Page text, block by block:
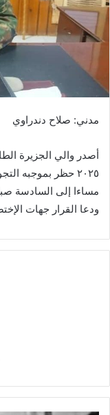
ا
إ
ل
ك
ر
ا
مدني: صلاح دندراوي
٢٠٢٥ حظر بموجبه
مساءا إلى السادسة صباحاً
ودعا القرار جهات